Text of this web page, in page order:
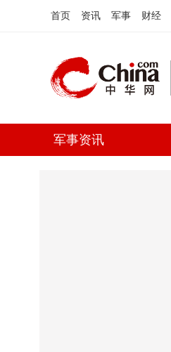
首页 资讯 军事 财经
军事资讯